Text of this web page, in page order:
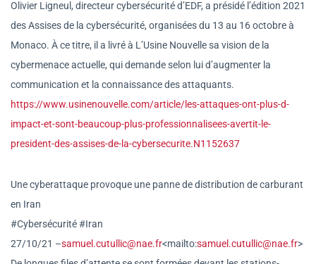
Olivier Ligneul, directeur cybersécurité d’EDF, a présidé l’édition 2021
des Assises de la cybersécurité, organisées du 13 au 16 octobre à
Monaco. À ce titre, il a livré à L’Usine Nouvelle sa vision de la
cybermenace actuelle, qui demande selon lui d’augmenter la
communication et la connaissance des attaquants.
https://www.usinenouvelle.com/article/les-attaques-ont-plus-d-
impact-et-sont-beaucoup-plus-professionnalisees-avertit-le-
president-des-assises-de-la-cybersecurite.N1152637
Une cyberattaque provoque une panne de distribution de carburant
en Iran
#Cybersécurité #Iran
27/10/21 –samuel.cutullic@nae.fr<mailto:samuel.cutullic@nae.fr>